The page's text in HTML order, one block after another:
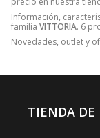
Información,
familia VITTORIA. 6
Novedades, outlet y
TIENDA DE